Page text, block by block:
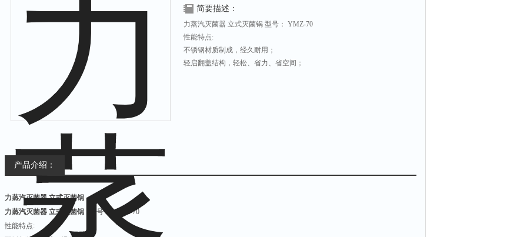
简要描述：
力蒸汽灭菌器 立式灭菌锅 型号： YMZ-70
性能特点:
不锈钢材质制成，经久耐用；
轻启翻盖结构，轻松、省力、省空间；
产品介绍：
力蒸汽灭菌器 立式灭菌锅
力蒸汽灭菌器 立式灭菌锅
型号： YMZ-70
性能特点: